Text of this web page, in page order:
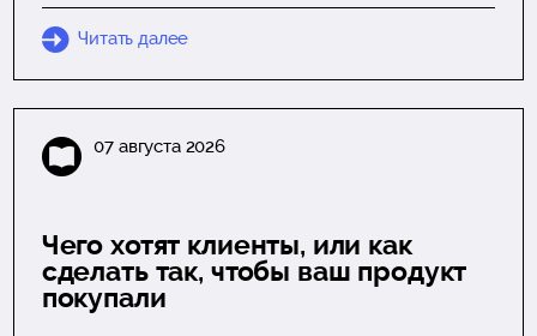
Читать далее
07 августа 2026
Чего хотят клиенты, или как
сделать так, чтобы ваш продукт
покупали